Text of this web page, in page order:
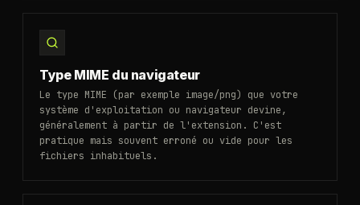
Type MIME du navigateur
Le type MIME (par exemple image/png) que votre
système d'exploitation ou navigateur devine,
généralement à partir de l'extension. C'est
pratique mais souvent erroné ou vide pour les
fichiers inhabituels.